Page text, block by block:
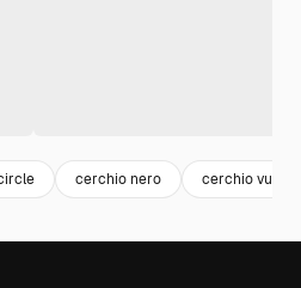
cerchio nero cerchio vuoto